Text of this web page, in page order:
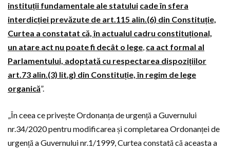
instituții fundamentale ale statului cade în sfera
interdicției prevăzute de art.115 alin.(6) din Constituție,
Curtea a constatat că, în actualul cadru constituțional,
un atare act nu poate fi decât o lege, ca act formal al
Parlamentului, adoptată cu respectarea dispozițiilor
art.73 alin.(3) lit.g) din Constituție, în regim de lege
organică”.
„În ceea ce privește Ordonanța de urgență a Guvernului
nr.34/2020 pentru modificarea și completarea Ordonanței de
urgență a Guvernului nr.1/1999, Curtea constată că aceasta a